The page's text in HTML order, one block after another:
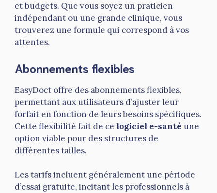
et budgets. Que vous soyez un praticien
indépendant ou une grande clinique, vous
trouverez une formule qui correspond à vos
attentes.
Abonnements flexibles
EasyDoct offre des abonnements flexibles,
permettant aux utilisateurs d’ajuster leur
forfait en fonction de leurs besoins spécifiques.
Cette flexibilité fait de ce logiciel e-santé une
option viable pour des structures de
différentes tailles.
Les tarifs incluent généralement une période
d’essai gratuite, incitant les professionnels à